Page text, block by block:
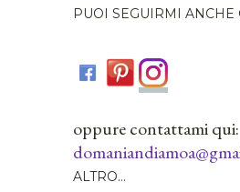
PUOI SEGUIRMI ANCHE
oppure contattami qui:
ALTRO…